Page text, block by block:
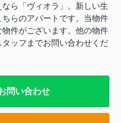
ら「ヴィオラ」。新しい生
らのアパートです。当物件
件がございます。他の物件
ッフまでお問い合わせくだ
問い合わせ